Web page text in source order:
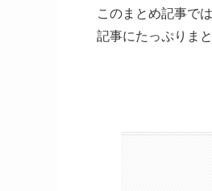
このまとめ記事で
記事にたっぷりま